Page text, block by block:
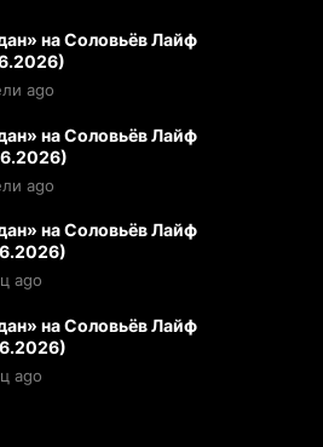
на Соловьёв Лайф
ago
на Соловьёв Лайф
ago
на Соловьёв Лайф
ago
на Соловьёв Лайф
ago